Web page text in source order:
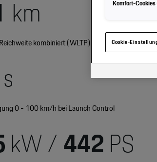
km
kombiniert (WLTP)
s
0 - 100 km/h bei Launch Control
kW /442PS
Hinweis zu
eingesehen werden.
Komfort-
Cookie-